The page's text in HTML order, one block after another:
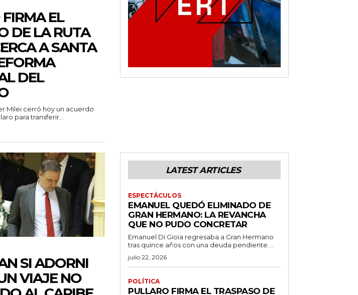
EL
DE LA RUTA
A SANTA
DEL
Milei cerró hoy un acuerdo
para transferir...
SI ADORNI
VIAJE NO
LATEST ARTICLES
ESPECTÁCULOS
EMANUEL QUEDÓ ELIMINADO DE
GRAN HERMANO: LA REVANCHA
QUE NO PUDO CONCRETAR
Emanuel Di Gioia regresaba a Gran Hermano
tras quince años con una deuda pendiente....
julio 22, 2026
POLÍTICA
PULLARO FIRMA EL TRASPASO DE